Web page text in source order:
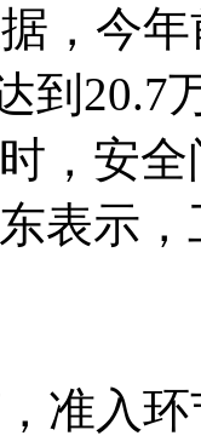
今年
到20.7
，安
表示
入环